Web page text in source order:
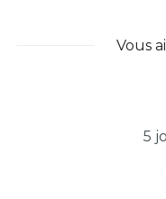
Vous
5